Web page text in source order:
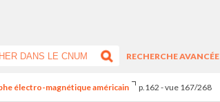
RECHERCHE AVANCÉE
électro-magnétique américain p.162 - vue 167/268